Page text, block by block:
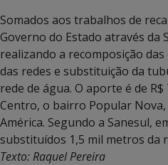
Somados aos trabalhos de
Governo do Estado através da
realizando a recomposição
das redes e substituição da
rede de água. O aporte é de
Centro, o bairro Popular
América. Segundo a Sanesul,
substituídos 1,5 mil metros da
Texto: Raquel Pereira